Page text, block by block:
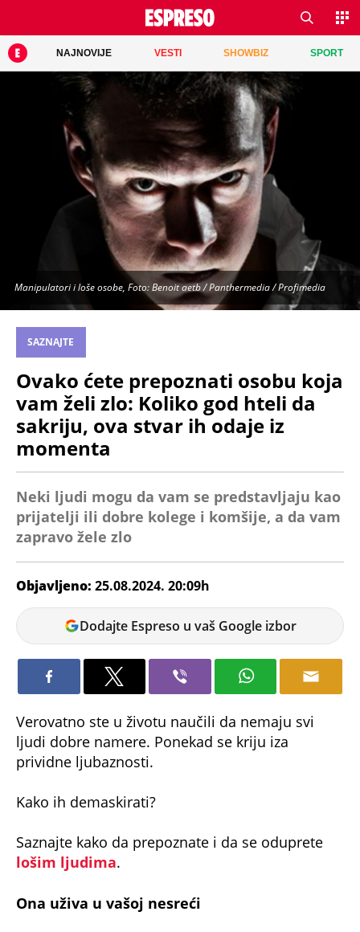
NAJNOVIJE VESTI SHOWBIZ SPORT
Manipulatori i loše osobe, Foto: Benoit aetb / Panthermedia / Profimedia
SAZNAJTE
Ovako ćete prepoznati osobu koja
vam želi zlo: Koliko god hteli da
sakriju, ova stvar ih odaje iz
momenta
Neki ljudi mogu da vam se predstavljaju kao
prijatelji ili dobre kolege i komšije, a da vam
zapravo žele zlo
Objavljeno: 25.08.2024. 20:09h
Tatjana
Maksić
Dodajte Espreso u vaš Google izbor
Verovatno ste u životu naučili da nemaju svi
ljudi dobre namere. Ponekad se kriju iza
prividne ljubaznosti.
Kako ih demaskirati?
Saznajte kako da prepoznate i da se oduprete
lošim ljudima.
Ona uživa u vašoj nesreći